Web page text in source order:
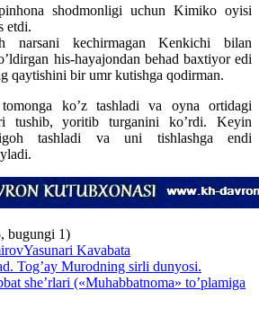
shodmonligi uchun Kimiko oyisi
etdi.
narsani kechirmagan Kenkichi bilan
his-hayajondan behad baxtiyor edi
qaytishini bir umr kutishga qodirman.
ko’z tashladi va oyna ortidagi
tushib, yoritib turganini ko’rdi. Keyin
tashladi va uni tishlashga endi
bugungi 1)
Yasunari Kavabata
Tog’ay Murodning sirli dunyosi.
she’rlari («Muhabbatnoma» to’plamiga